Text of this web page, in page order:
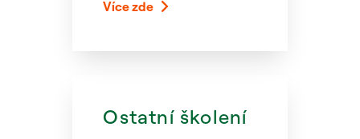
Více zde
Ostatní školení